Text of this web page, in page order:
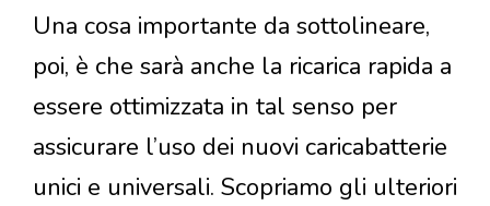
Una cosa importante da sottolineare,
poi, è che sarà anche la ricarica rapida a
essere ottimizzata in tal senso per
assicurare l’uso dei nuovi caricabatterie
unici e universali. Scopriamo gli ulteriori